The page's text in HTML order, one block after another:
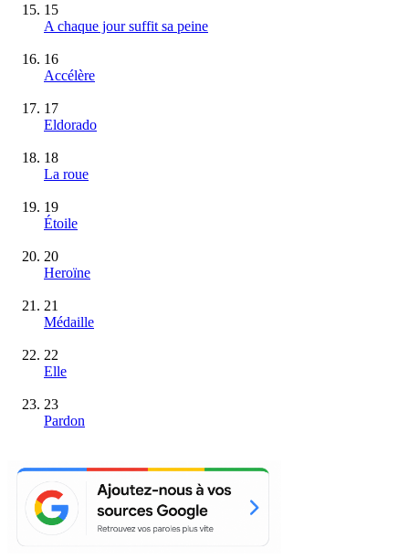
15
A chaque jour suffit sa peine
16
Accélère
17
Eldorado
18
La roue
19
Étoile
20
Heroïne
21
Médaille
22
Elle
23
Pardon